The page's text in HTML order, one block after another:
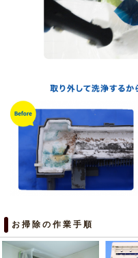
お掃除の作業手順